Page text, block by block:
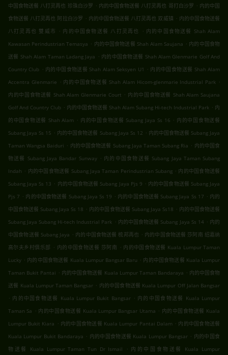
中国食物送餐 八打灵再也 珍珠白沙罗 . 内的中国食物送餐 八打灵再也 哥打白沙罗 . 内的中国
食物送餐 八打灵再也 阿拉白沙罗 . 内的中国食物送餐 八打灵再也 双威镇 . 内的中国食物送餐
八打灵再也 雙威市
. 内的中国食物送餐 八打灵再也 . 内的中国食物送餐 Shah Alam
Kawasan Perindustrian Temasya . 内的中国食物送餐 Shah Alam Saujana . 内的中国食物
送餐 Shah Alam Taman Ladang Jaya . 内的中国食物送餐 Shah Alam Glenmarie Golf And
Country Club . 内的中国食物送餐 Shah Alam Seksyen U1 . 内的中国食物送餐 Shah Alam
Accentra Glenmarie . 内的中国食物送餐 Shah Alam Hicom-glenmarie Industrial Park .
内的中国食物送餐 Shah Alam Glenmarie Court . 内的中国食物送餐 Shah Alam Saujana
Golf And Country Club . 内的中国食物送餐 Shah Alam Subang Hi-tech Industrial Park . 内
的中国食物送餐 Shah Alam . 内的中国食物送餐 Subang Jaya Ss 16 . 内的中国食物送餐
Subang Jaya Ss 15 . 内的中国食物送餐 Subang Jaya Ss 12 . 内的中国食物送餐 Subang Jaya
Taman Wangsa Baiduri . 内的中国食物送餐 Subang Jaya Taman Subang Ria . 内的中国食
物送餐 Subang Jaya Bandar Sunway . 内的中国食物送餐 Subang Jaya Taman Subang
Indah . 内的中国食物送餐 Subang Jaya Taman Perindustrian Subang . 内的中国食物送餐
Subang Jaya Ss 13 . 内的中国食物送餐 Subang Jaya Pjs 9 . 内的中国食物送餐 Subang Jaya
Pjs 7 . 内的中国食物送餐 Subang Jaya Ss 19 . 内的中国食物送餐 Subang Jaya Ss 17 . 内的
中国食物送餐 Subang Jaya Ss 18 . 内的中国食物送餐 Subang Jaya Ss18 . 内的中国食物送餐
Subang Jaya Subang Hi-tech Industrial Park . 内的中国食物送餐 Subang Jaya Ss 14 . 内的
中国食物送餐 Subang Jaya . 内的中国食物送餐 梳邦再也 . 内的中国食物送餐 莎阿南 绍嘉纳
高尔夫乡村俱乐部
. 内的中国食物送餐 莎阿南 . 内的中国食物送餐 Kuala Lumpur Taman
Lucky . 内的中国食物送餐 Kuala Lumpur Bangsar Baru . 内的中国食物送餐 Kuala Lumpur
Taman Bukit Pantai . 内的中国食物送餐 Kuala Lumpur Taman Bandaraya . 内的中国食物
送餐 Kuala Lumpur Taman Bangsar . 内的中国食物送餐 Kuala Lumpur Off Jalan Bangsar
. 内的中国食物送餐 Kuala Lumpur Bukit Bangsar . 内的中国食物送餐 Kuala Lumpur
Taman Sa . 内的中国食物送餐 Kuala Lumpur Bangsar Utama . 内的中国食物送餐 Kuala
Lumpur Bukit Kiara . 内的中国食物送餐 Kuala Lumpur Pantai Dalam . 内的中国食物送餐
Kuala Lumpur Bukit Bandaraya . 内的中国食物送餐 Kuala Lumpur Bangsar . 内的中国食
物送餐 Kuala Lumpur Taman Tun Dr Ismail
. 内的中国食物送餐 Kuala Lumpur